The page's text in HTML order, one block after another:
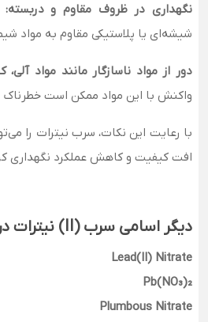
نگهداری در ظروف مقاوم و دربسته:
شیشه‌ای یا پلاستیکی مقاوم به مواد
دور از مواد ناسازگار مانند مواد
واکنش با این مواد ممکن است خطرناک
با رعایت این نکات، سرب نیترات را
افت کیفیت و کاهش عملکرد نگهداری
دیگر اسامی سرب (II) نیترات در صنایع مختلف
Lead(II) Nitrate
Pb(NO₃)₂
Plumbous Nitrate